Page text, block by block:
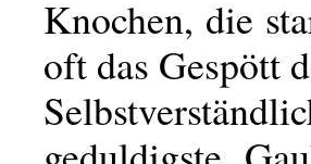
Knochen, die
oft das Gespött